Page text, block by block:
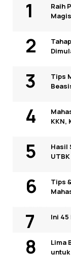
Raih
Tips
KKN,
Hasil
Tips
Ini
Lima